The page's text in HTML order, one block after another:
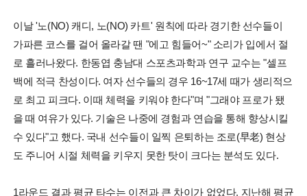
이날 '노(NO) 캐디, 노(NO) 카트' 원칙에 따라 경기한 선수들이
가파른 코스를 걸어 올라갈 땐 "에고 힘들어~" 소리가 입에서 절
로 흘러나왔다. 한동엽 충남대 스포츠과학과 연구 교수는 "셀프
백에 적극 찬성이다. 여자 선수들의 경우 16~17세 때가 생리적으
로 최고 피크다. 이때 체력을 키워야 한다"며 "그래야 프로가 됐
을 때 여유가 있다. 기술은 나중에 경험과 연습을 통해 향상시킬
수 있다"고 했다. 국내 선수들이 일찍 은퇴하는 조로(早老) 현상
도 주니어 시절 체력을 키우지 못한 탓이 크다는 분석도 있다.
1라운드 결과 평균 타수는 이전과 큰 차이가 없었다. 지난해 평균